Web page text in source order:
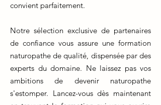
convient parfaitement.
Notre sélection exclusive de partenaires
de confiance vous assure une formation
naturopathe de qualité, dispensée par des
experts du domaine. Ne laissez pas vos
ambitions de devenir naturopathe
s'estomper. Lancez-vous dès maintenant